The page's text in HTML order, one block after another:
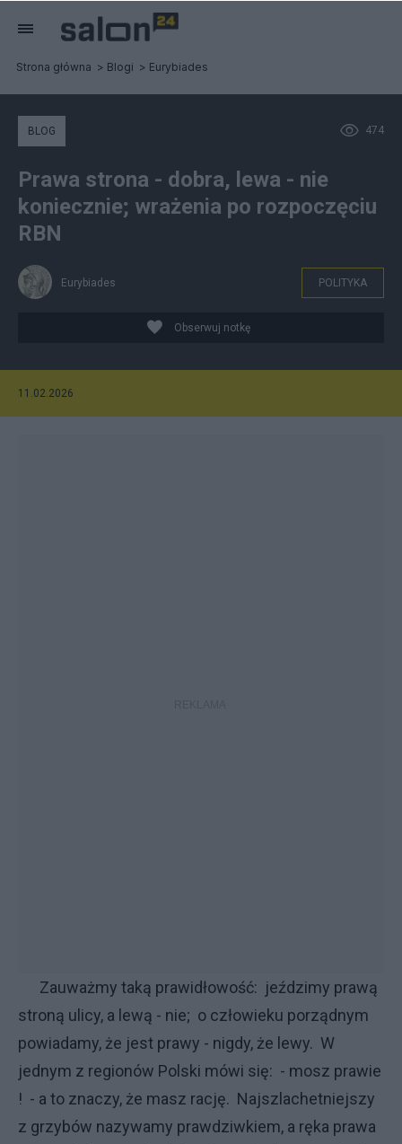
Strona główna Blogi Eurybiades
474
BLOG
Prawa strona - dobra, lewa - nie
koniecznie; wrażenia po rozpoczęciu
RBN
Eurybiades POLITYKA
Obserwuj notkę
11.02.2026
Zauważmy taką prawidłowość: jeździmy prawą
stroną ulicy, a lewą - nie; o człowieku porządnym
powiadamy, że jest prawy - nigdy, że lewy. W
jednym z regionów Polski mówi się: - mosz prawie
! - a to znaczy, że masz rację. Najszlachetniejszy
z grzybów nazywamy prawdziwkiem, a ręka prawa